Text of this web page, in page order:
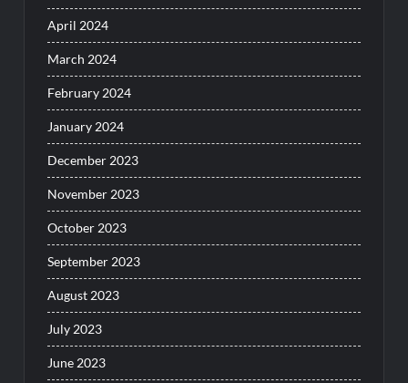
April 2024
March 2024
February 2024
January 2024
December 2023
November 2023
October 2023
September 2023
August 2023
July 2023
June 2023